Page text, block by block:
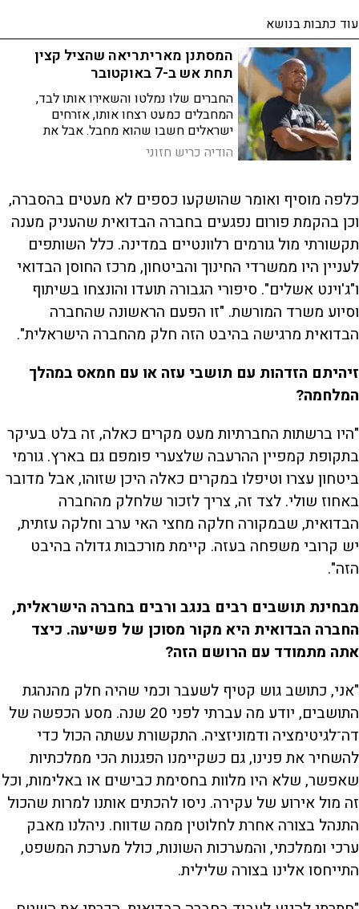
עוד כתבות בנושא
המסתנן מאריתריאה שהציל קצין
תחת אש ב-7 באוקטובר
החברים שלו נמלטו והשאירו אותו לבד,
המחבלים כמעט רצחו אותו, אזרחים
ישראלים חשבו שהוא מחבל. אבל את
מולוגטה צגאי, מסתנן מאריתריאה, עניין רק
דבר אחד: להציל את הפצוע שהיה מוטל בצד
הודיה כריש חזוני
כלפה מוסיף ואומר שהושקעו כספים לא מעטים בהסברה,
וכן בהקמת פורום נפגעים בחברה הבדואית שהעניק מענה
תקשורתי מול גורמים רלוונטיים במדינה. כלל השותפים
לעניין היו ממשרדי החינוך והביטחון, מרכז החוסן הבדואי
ו"ג'וינט אשלים". סיפורי הגבורה תועדו והונצחו בשיתוף
וסיוע משרד המורשת. "זו הפעם הראשונה שהחברה
הבדואית מרגישה בהיבט הזה חלק מהחברה הישראלית".
זיהיתם הזדהות עם תושבי עזה או עם חמאס במהלך
המלחמה?
"היו ברשתות החברתיות מעט מקרים כאלה, זה בלט בעיקר
בתקופת קמפיין ההרעבה שלצערי פומפם גם בארץ. גורמי
ביטחון עצרו וטיפלו במקרים כאלה היכן שזוהו, אבל מדובר
באחוז שולי. לצד זה, צריך לזכור שלחלק מהחברה
הבדואית, שבמקורה חלקה מחצי האי ערב וחלקה עזתית,
יש קרובי משפחה בעזה. קיימת מורכבות גדולה בהיבט
הזה".
מבחינת תושבים רבים בנגב ורבים בחברה הישראלית,
החברה הבדואית היא מקור מסוכן של פשיעה. כיצד
אתה מתמודד עם הרושם הזה?
"אני, כתושב גוש קטיף לשעבר וכמי שהיה חלק מהנהגת
התושבים, יודע מה עברתי לפני 20 שנה. מסע הכפשה של
דה־לגיטימציה ודמוניזציה. התקשורת עשתה הכול כדי
להשחיר את פנינו, גם כשקיימנו הפגנות הכי ממלכתיות
שאפשר, שלא היו מלוות בחסימת כבישים או באלימות, וכל
זה מול אירוע של עקירה. ניסו להכתים אותנו למרות שהכול
התנהל בצורה אחרת לחלוטין ממה שדווח. ניהלנו מאבק
ערכי וממלכתי, והמערכות השונות, כולל מערכת המשפט,
התייחסו אלינו בצורה שלילית.